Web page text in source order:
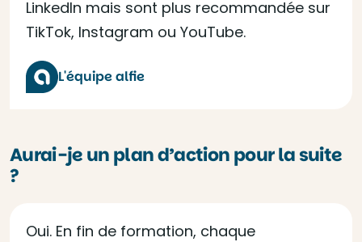
LinkedIn mais sont plus recommandée sur
TikTok, Instagram ou YouTube.
L'équipe alfie
Aurai-je un plan d’action pour la suite
?
Oui. En fin de formation, chaque